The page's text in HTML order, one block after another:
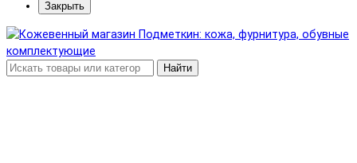
Закрыть
Найти